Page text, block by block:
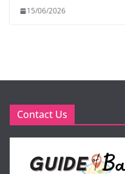
15/06/2026
Contact Us